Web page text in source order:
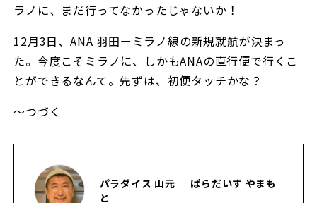
ラノに、まだ行ってなかったじゃないか！
12月3日、ANA 羽田ーミラノ線の新規就航が決まっ
た。今度こそミラノに、しかもANAの直行便で行くこ
とができるなんて。先ずは、初便タッチかな？
〜つづく
パラダイス 山元 ｜ ぱらだいす やまも
と